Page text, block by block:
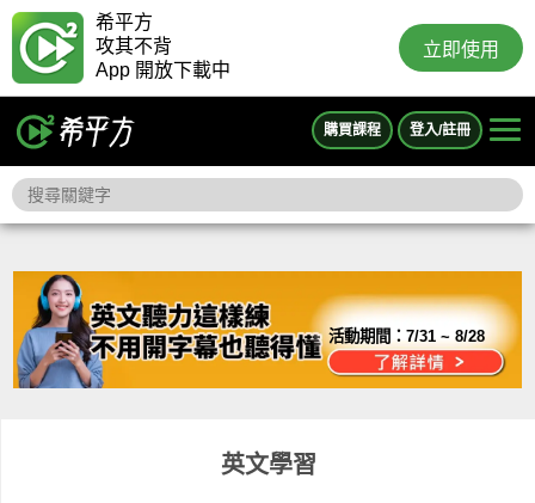
希平方
攻其不背
App 開放下載中
立即使用
購買課程 登入/註冊
活動期間：7/31 ~ 8/28
英文學習